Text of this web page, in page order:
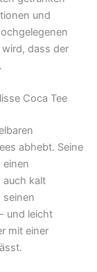
und
dass der
Coca Tee
abhebt. Seine
einen
auch kalt
seinen
und leicht
mit einer